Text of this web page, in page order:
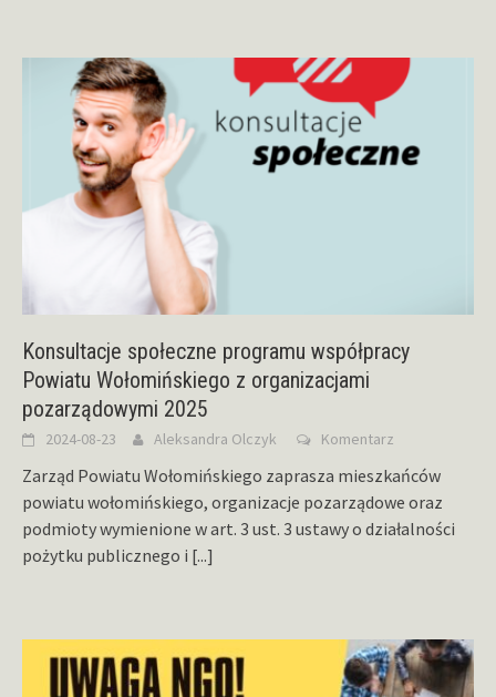
Konsultacje społeczne programu współpracy
Powiatu Wołomińskiego z organizacjami
pozarządowymi 2025
2024-08-23 Aleksandra Olczyk Komentarz
Zarząd Powiatu Wołomińskiego zaprasza mieszkańców
powiatu wołomińskiego, organizacje pozarządowe oraz
podmioty wymienione w art. 3 ust. 3 ustawy o działalności
pożytku publicznego i [...]